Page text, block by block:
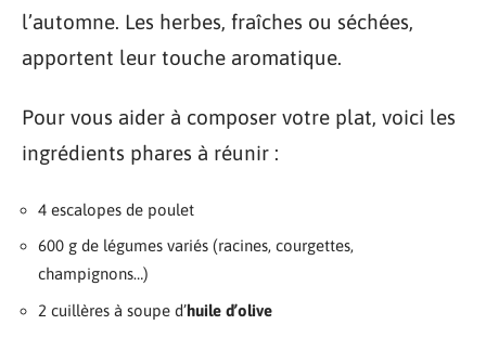
l’automne. Les herbes, fraîches ou séchées,
apportent leur touche aromatique.
Pour vous aider à composer votre plat, voici les
ingrédients phares à réunir :
4 escalopes de poulet
600 g de légumes variés (racines, courgettes,
champignons…)
2 cuillères à soupe d’huile d’olive